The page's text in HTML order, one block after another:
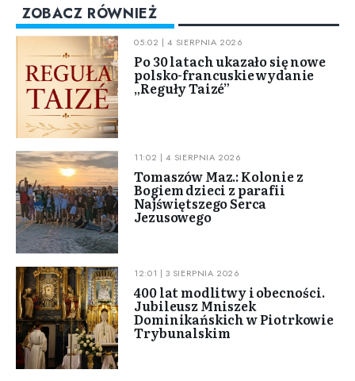
ZOBACZ RÓWNIEŻ
05:02 | 4 SIERPNIA 2026
Po 30 latach ukazało się nowe
polsko-francuskie wydanie
„Reguły Taizé”
11:02 | 4 SIERPNIA 2026
Tomaszów Maz.: Kolonie z
Bogiem dzieci z parafii
Najświętszego Serca
Jezusowego
12:01 | 3 SIERPNIA 2026
400 lat modlitwy i obecności.
Jubileusz Mniszek
Dominikańskich w Piotrkowie
Trybunalskim